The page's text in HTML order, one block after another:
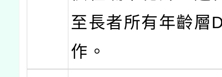
至長者所有年齡層
作。